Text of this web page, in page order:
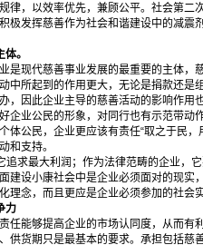
，以效率优先，兼顾公平。社会第二
极发挥慈善作为社会和谐建设中的减
。
现代慈善事业发展的最重要的主体，
中所起到的作用更大，无论是捐款还
，因此企业主导的慈善活动的影响作
企业公民的形象，对同行也有示范带动
体公民，企业更应该有责任“取之于民
和支持。
追求最大利润；作为法律范畴的企业，
建设小康社会中是企业必须面对的现
念，而且更应是企业必须参加的社会实
力
能够提高企业的市场认同度，从而有
供货期只是最基本的要求。承担包括慈